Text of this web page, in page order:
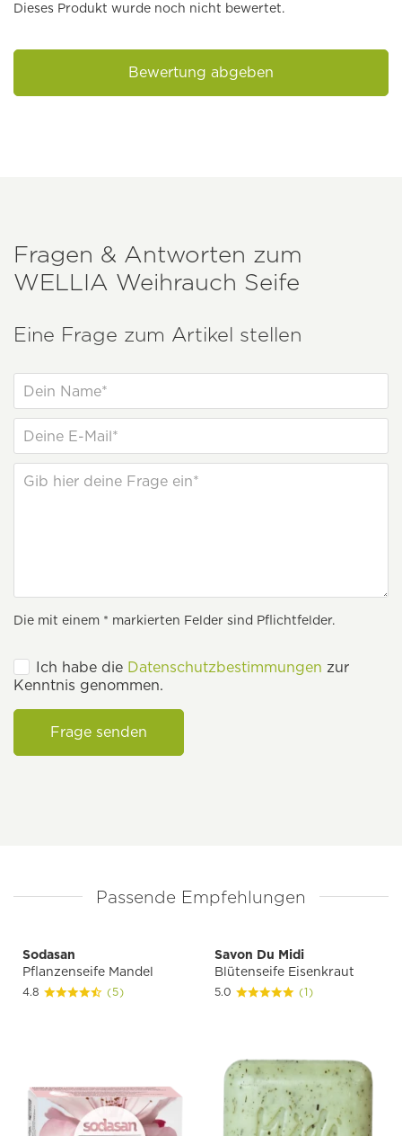
Dieses Produkt wurde noch nicht bewertet.
Bewertung abgeben
Fragen & Antworten zum
WELLIA Weihrauch Seife
Eine Frage zum Artikel stellen
Die mit einem * markierten Felder sind Pflichtfelder.
Ich habe die Datenschutzbestimmungen zur
Kenntnis genommen.
Frage senden
Passende Empfehlungen
Sodasan
Pflanzenseife Mandel
4.8 (5)
Savon Du Midi
Blütenseife Eisenkraut
5.0 (1)